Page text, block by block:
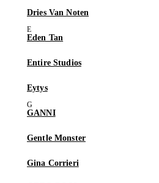
Dries Van Noten
Eden Tan
Entire Studios
Eytys
GANNI
Gentle Monster
Gina Corrieri